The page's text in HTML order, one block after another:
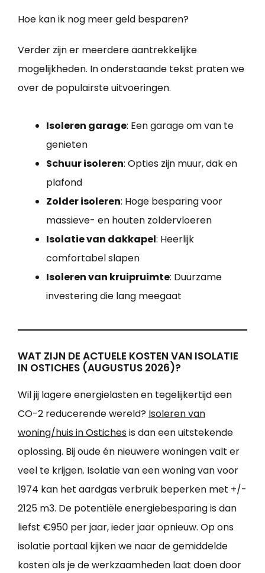
Hoe kan ik nog meer geld besparen?
Verder zijn er meerdere aantrekkelijke
mogelijkheden. In onderstaande tekst praten we
over de populairste uitvoeringen.
Isoleren garage: Een garage om van te
genieten
Schuur isoleren: Opties zijn muur, dak en
plafond
Zolder isoleren: Hoge besparing voor
massieve- en houten zoldervloeren
Isolatie van dakkapel: Heerlijk
comfortabel slapen
Isoleren van kruipruimte: Duurzame
investering die lang meegaat
WAT ZIJN DE ACTUELE KOSTEN VAN ISOLATIE
IN OSTICHES (AUGUSTUS 2026)?
Wil jij lagere energielasten en tegelijkertijd een
CO-2 reducerende wereld? Isoleren van
woning/huis in Ostichesis dan een uitstekende
oplossing. Bij oude én nieuwere woningen valt er
veel te krijgen. Isolatie van een woning van voor
1974 kan het aardgas verbruik beperken met +/-
2125 m3. De potentiële energiebesparing is dan
liefst €950 per jaar, ieder jaar opnieuw. Op ons
isolatie portaal kijken we naar de gemiddelde
kosten als je de werkzaamheden laat doen door